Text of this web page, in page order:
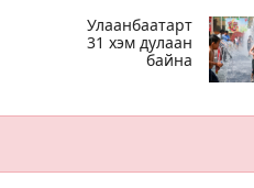
Улаанбаатарт
31 хэм дулаан
байна